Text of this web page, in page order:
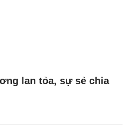
lan tỏa, sự sẻ chia